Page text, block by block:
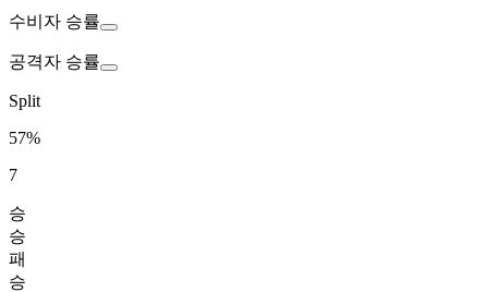
수비자 승률
공격자 승률
Split
57%
7
승
승
패
승